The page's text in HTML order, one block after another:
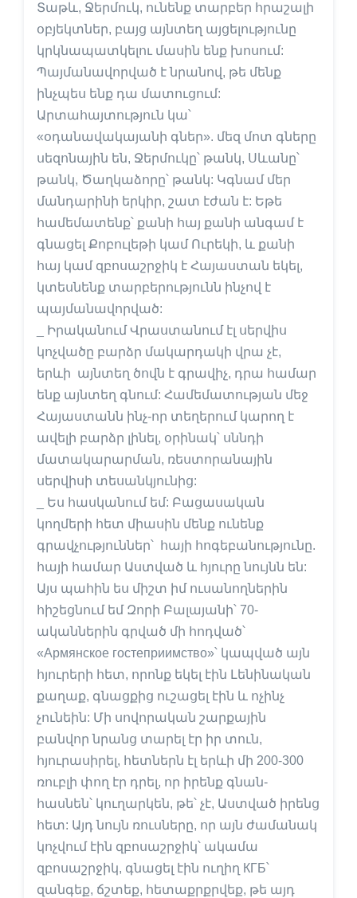
Տաթև, Ջերմուկ, ունենք տարբեր հրաշալի
օբյեկտներ, բայց այնտեղ այցելությունը
կրկնապատկելու մասին ենք խոսում:
Պայմանավորված է նրանով, թե մենք
ինչպես ենք դա մատուցում:
Արտահայտություն կա՝
«օդանավակայանի գներ». մեզ մոտ գները
սեզոնային են, Ջերմուկը՝ թանկ, Սևանը՝
թանկ, Ծաղկաձորը՝ թանկ: Կգնամ մեր
մանդարինի երկիր, շատ էժան է: Եթե
համեմատենք՝ քանի հայ քանի անգամ է
գնացել Քոբուլեթի կամ Ուրեկի, և քանի
հայ կամ զբոսաշրջիկ է Հայաստան եկել,
կտեսնենք տարբերությունն ինչով է
պայմանավորված:
_ Իրականում Վրաստանում էլ սերվիս
կոչվածը բարձր մակարդակի վրա չէ,
երևի այնտեղ ծովն է գրավիչ, դրա համար
ենք այնտեղ գնում: Համեմատության մեջ
Հայաստանն ինչ-որ տեղերում կարող է
ավելի բարձր լինել, օրինակ՝ սննդի
մատակարարման, ռեստորանային
սերվիսի տեսանկյունից:
_ Ես հասկանում եմ: Բացասական
կողմերի հետ միասին մենք ունենք
գրավչություններ՝ հայի հոգեբանությունը.
հայի համար Աստված և հյուրը նույնն են:
Այս պահին ես միշտ իմ ուսանողներին
հիշեցնում եմ Զորի Բալայանի՝ 70-
ականներին գրված մի հոդված՝
«Армянское гостеприимство»՝ կապված այն
հյուրերի հետ, որոնք եկել էին Լենինական
քաղաք, գնացքից ուշացել էին և ոչինչ
չունեին: Մի սովորական շարքային
բանվոր նրանց տարել էր իր տուն,
հյուրասիրել, հետներն էլ երևի մի 200-300
ռուբլի փող էր դրել, որ իրենք գնան-
հասնեն՝ կուղարկեն, թե՝ չէ, Աստված իրենց
հետ: Այդ նույն ռուսները, որ այն ժամանակ
կոչվում էին զբոսաշրջիկ՝ ակամա
զբոսաշրջիկ, գնացել էին ուղիղ КГБ՝
զանգեք, ճշտեք, հետաքրքրվեք, թե այդ